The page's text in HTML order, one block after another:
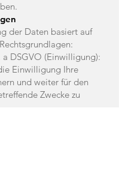
der Daten basiert auf
DSGVO (Einwilligung):
Einwilligung Ihre
und weiter für den
Zwecke zu